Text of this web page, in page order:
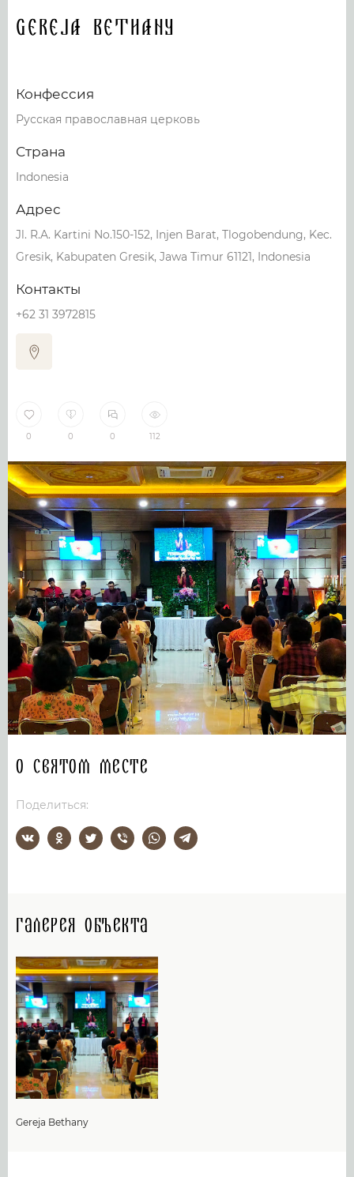
Gereja Bethany
Конфессия
Русская православная церковь
Страна
Indonesia
Адрес
Jl. R.A. Kartini No.150-152, Injen Barat, Tlogobendung, Kec.
Gresik, Kabupaten Gresik, Jawa Timur 61121, Indonesia
Контакты
+62 31 3972815
0 0 0 112
О святом месте
Поделиться:
Галерея объекта
Gereja Bethany